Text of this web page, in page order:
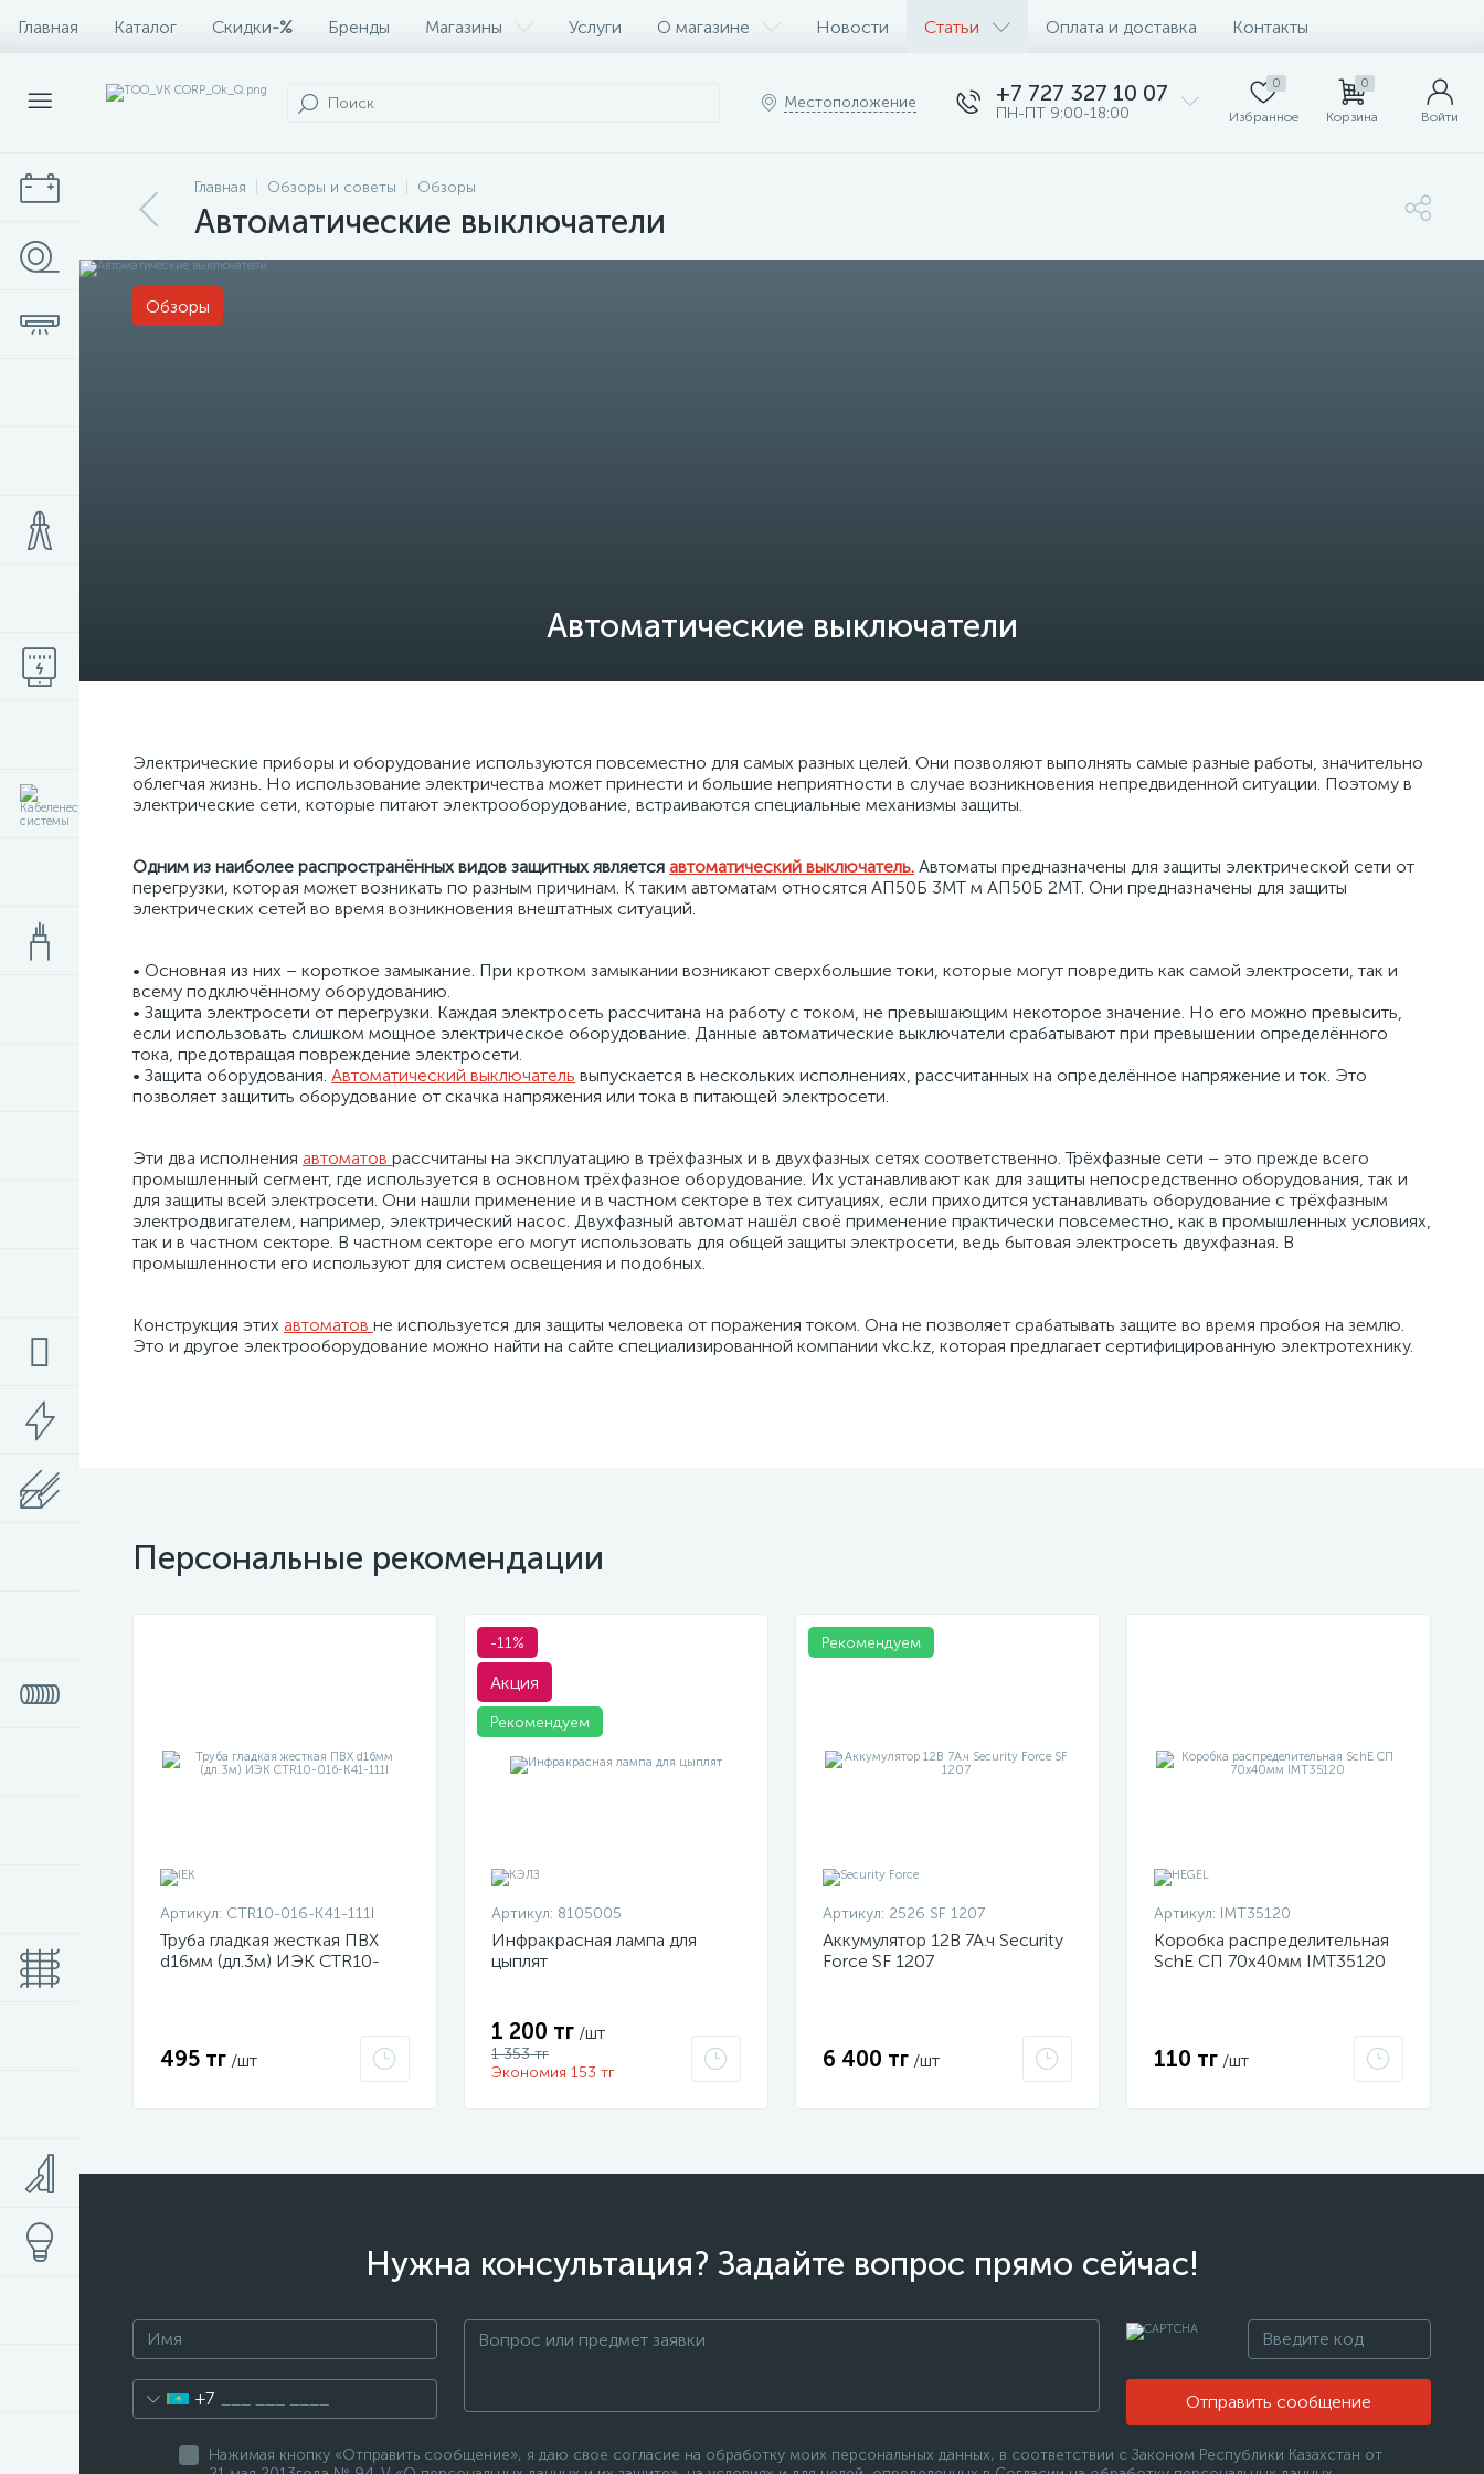
Главная Каталог Скидки-% Бренды Магазины Услуги О магазине Новости Статьи Оплата и доставка Контакты
Местоположение +7 727 327 10 07
ПН-ПТ 9:00-18:00
0
Избранное
0
Корзина Войти
Главная Обзоры и советы Обзоры
Автоматические выключатели
Автоматические выключатели
Обзоры
Электрические приборы и оборудование используются повсеместно для самых разных целей. Они позволяют выполнять самые разные работы, значительно
облегчая жизнь. Но использование электричества может принести и большие неприятности в случае возникновения непредвиденной ситуации. Поэтому в
электрические сети, которые питают электрооборудование, встраиваются специальные механизмы защиты.
Одним из наиболее распространённых видов защитных является автоматический выключатель. Автоматы предназначены для защиты электрической сети от
перегрузки, которая может возникать по разным причинам. К таким автоматам относятся АП50Б 3МТ м АП50Б 2МТ. Они предназначены для защиты
электрических сетей во время возникновения внештатных ситуаций.
• Основная из них – короткое замыкание. При кротком замыкании возникают сверхбольшие токи, которые могут повредить как самой электросети, так и
всему подключённому оборудованию.
• Защита электросети от перегрузки. Каждая электросеть рассчитана на работу с током, не превышающим некоторое значение. Но его можно превысить,
если использовать слишком мощное электрическое оборудование. Данные автоматические выключатели срабатывают при превышении определённого
тока, предотвращая повреждение электросети.
• Защита оборудования. Автоматический выключатель выпускается в нескольких исполнениях, рассчитанных на определённое напряжение и ток. Это
позволяет защитить оборудование от скачка напряжения или тока в питающей электросети.
Эти два исполнения автоматов рассчитаны на эксплуатацию в трёхфазных и в двухфазных сетях соответственно. Трёхфазные сети – это прежде всего
промышленный сегмент, где используется в основном трёхфазное оборудование. Их устанавливают как для защиты непосредственно оборудования, так и
для защиты всей электросети. Они нашли применение и в частном секторе в тех ситуациях, если приходится устанавливать оборудование с трёхфазным
электродвигателем, например, электрический насос. Двухфазный автомат нашёл своё применение практически повсеместно, как в промышленных условиях,
так и в частном секторе. В частном секторе его могут использовать для общей защиты электросети, ведь бытовая электросеть двухфазная. В
промышленности его используют для систем освещения и подобных.
Конструкция этих автоматов не используется для защиты человека от поражения током. Она не позволяет срабатывать защите во время пробоя на землю.
Это и другое электрооборудование можно найти на сайте специализированной компании vkc.kz, которая предлагает сертифицированную электротехнику.
Персональные рекомендации
Артикул: CTR10-016-K41-111I
Труба гладкая жесткая ПВХ
d16мм (дл.3м) ИЭК CTR10-
495 тг /шт
-11%
Акция
Рекомендуем
Артикул: 8105005
Инфракрасная лампа для
цыплят
1 200 тг /шт
1 353 тг
Экономия 153 тг
Рекомендуем
Артикул: 2526 SF 1207
Аккумулятор 12В 7А.ч Security
Force SF 1207
6 400 тг /шт
Артикул: IMT35120
Коробка распределительная
SchE СП 70х40мм IMT35120
110 тг /шт
Нужна консультация? Задайте вопрос прямо сейчас!
+7 Отправить сообщение
Нажимая кнопку «Отправить сообщение», я даю свое согласие на обработку моих персональных данных, в соответствии с Законом Республики Казахстан от